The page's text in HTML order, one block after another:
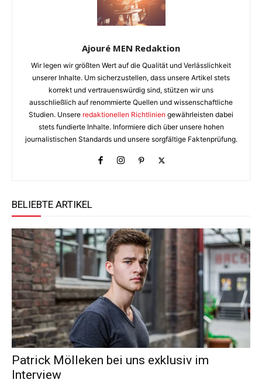
Ajouré MEN Redaktion
Wir legen wir größten Wert auf die Qualität und Verlässlichkeit
unserer Inhalte. Um sicherzustellen, dass unsere Artikel stets
korrekt und vertrauenswürdig sind, stützen wir uns
ausschließlich auf renommierte Quellen und wissenschaftliche
Studien. Unsere redaktionellen Richtlinien gewährleisten dabei
stets fundierte Inhalte. Informiere dich über unsere hohen
journalistischen Standards und unsere sorgfältige Faktenprüfung.
BELIEBTE ARTIKEL
Patrick Mölleken bei uns exklusiv im
Interview